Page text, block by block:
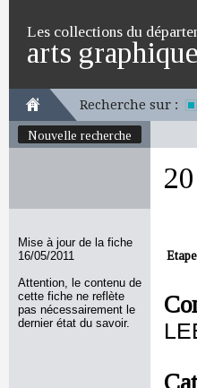
Les collections du
arts
Recherche sur :
Nouvelle recherche
Mise à jour de la fiche
16/05/2011
Attention, le contenu de
cette fiche ne reflète
pas nécessairement le
dernier état du savoir.